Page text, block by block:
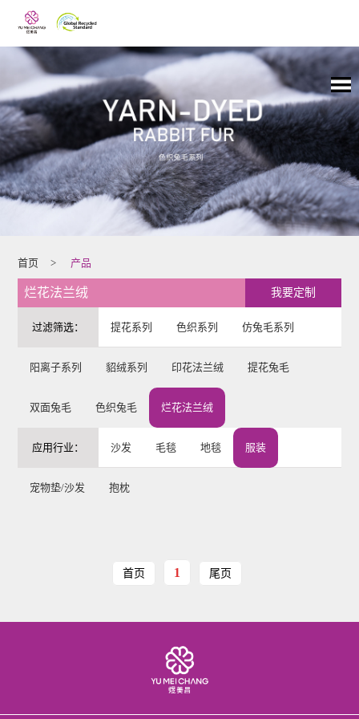
首页 > 产品
我要定制
烂花法兰绒
过滤筛选： 提花系列 色织系列 仿兔毛系列
阳离子系列 貂绒系列 印花法兰绒 提花兔毛
双面兔毛 色织兔毛 烂花法兰绒
应用行业： 沙发 毛毯 地毯 服装
宠物垫/沙发 抱枕
首页 1 尾页